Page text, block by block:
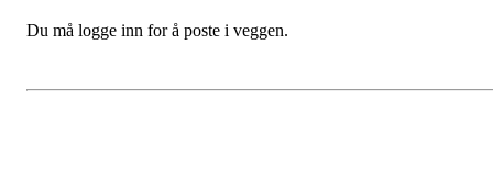
Du må logge inn for å poste i veggen.